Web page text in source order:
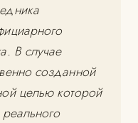
В случае
созданной
целью которой
реального